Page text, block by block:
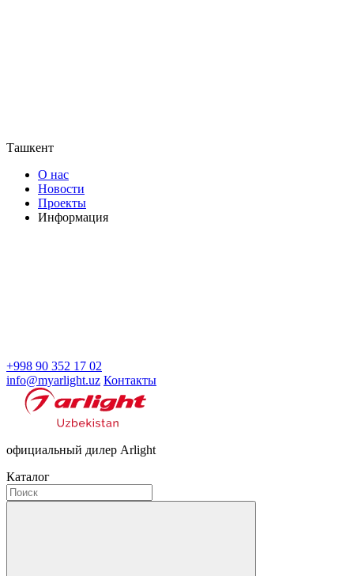
Ташкент
О нас
Новости
Проекты
Информация
+998 90 352 17 02
info@myarlight.uz Контакты
официальный дилер Arlight
Каталог